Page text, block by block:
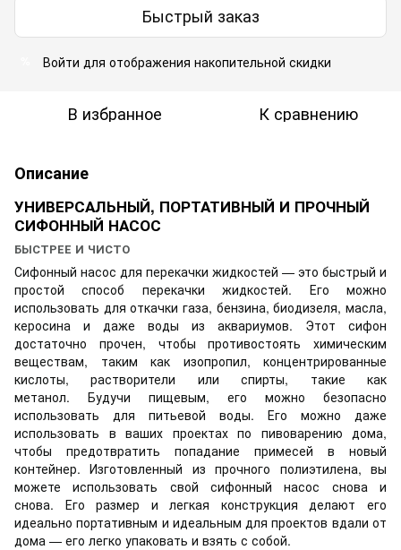
Быстрый заказ
Войти для отображения накопительной скидки
В избранное К сравнению
Описание
УНИВЕРСАЛЬНЫЙ, ПОРТАТИВНЫЙ И ПРОЧНЫЙ
СИФОННЫЙ НАСОС
БЫСТРЕЕ И ЧИСТО
Сифонный насос для перекачки жидкостей — это быстрый и
простой способ перекачки жидкостей. Его можно
использовать для откачки газа, бензина, биодизеля, масла,
керосина и даже воды из аквариумов. Этот сифон
достаточно прочен, чтобы противостоять химическим
веществам, таким как изопропил, концентрированные
кислоты, растворители или спирты, такие как
метанол. Будучи пищевым, его можно безопасно
использовать для питьевой воды. Его можно даже
использовать в ваших проектах по пивоварению дома,
чтобы предотвратить попадание примесей в новый
контейнер.Изготовленный из прочного полиэтилена, вы
можете использовать свой сифонный насос снова и
снова. Его размер и легкая конструкция делают его
идеально портативным и идеальным для проектов вдали от
дома — его легко упаковать и взять с собой.